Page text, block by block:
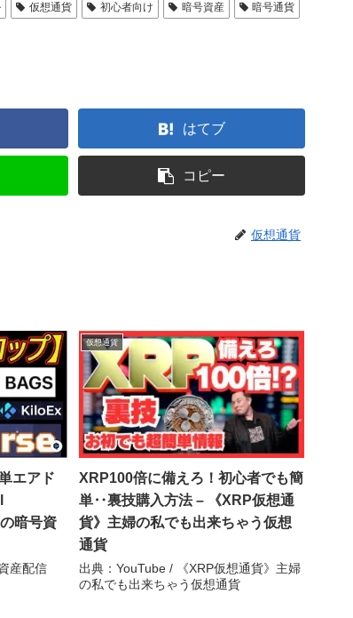
仮想通貨 初心者向け 暗号資産 暗号通貨
はてブ
コピー
仮想通貨
エアド
暗号資
産配信
仮想通貨
XRP100倍に備えろ！初心者でも簡
単‥裏技購入方法 – 《XRP仮想通
貨》主婦の私でも出来ちゃう仮想
通貨
出典：YouTube / 《XRP仮想通貨》主婦
の私でも出来ちゃう仮想通貨